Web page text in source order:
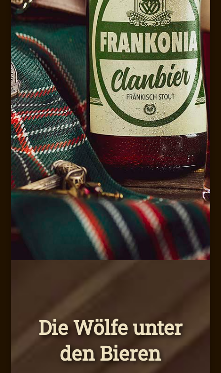
Die Wölfe unter
den Bieren